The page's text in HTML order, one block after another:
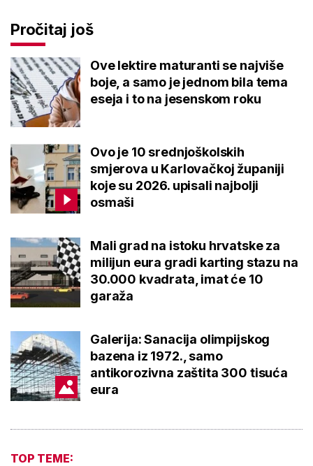
Pročitaj još
Ove lektire maturanti se najviše
boje, a samo je jednom bila tema
eseja i to na jesenskom roku
Ovo je 10 srednjoškolskih
smjerova u Karlovačkoj županiji
koje su 2026. upisali najbolji
osmaši
Mali grad na istoku hrvatske za
milijun eura gradi karting stazu na
30.000 kvadrata, imat će 10
garaža
Galerija: Sanacija olimpijskog
bazena iz 1972., samo
antikorozivna zaštita 300 tisuća
eura
TOP TEME: